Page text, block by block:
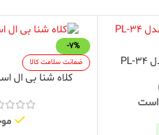
است
-7%
ضمانت سلامت کالا
کلاه شنا بی ال